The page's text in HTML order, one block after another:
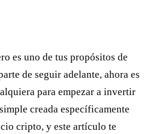
es uno de tus propósitos de
de seguir adelante, ahora es
para empezar a invertir
creada específicamente
cripto, y este artículo te